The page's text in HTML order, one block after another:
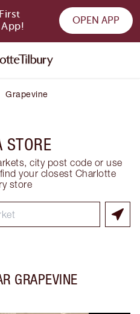
OPEN APP
Grapevine
STORE
city post code or use
your closest Charlotte
store
GRAPEVINE